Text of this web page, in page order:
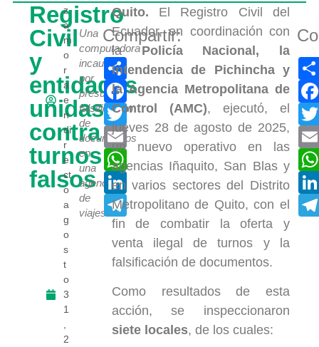
Registro
Civil
y
entidades
unidas
contra
turnos
falsos
z
a
m
o
r
a
e
n
di
r
e
ct
o
a
g
o
s
t
o
3
1
2
Una
computadora
incautada
por
presunta
falsificación
de
documentos
en
una
agencia
de
viajes.
Compartir:
Compartir
Facebook
Twitter
Email
WhatsApp
LinkedIn
Telegram
Quito. El Registro Civil del
Ecuador, en coordinación con
laPolicía Nacional, la
Intendencia de Pichincha y
la Agencia Metropolitana de
Control (AMC), ejecutó, el
jueves 28 de agosto de 2025,
un nuevo operativo en las
agencias Iñaquito, San Blas y
en varios sectores del Distrito
Metropolitano de Quito, con el
fin de combatir la oferta y
venta ilegal de turnos y la
falsificación de documentos.
Como resultados de esta
acción, se inspeccionaron
siete locales, de los cuales: